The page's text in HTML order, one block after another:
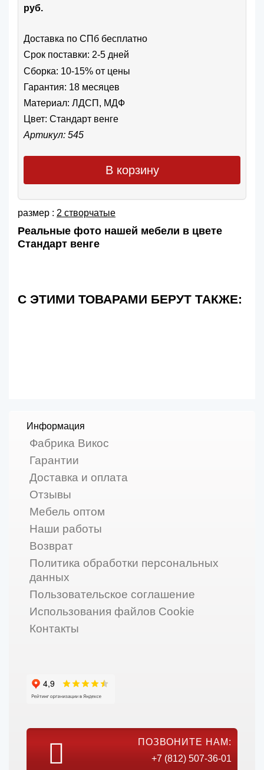
руб.
Доставка по СПб бесплатно
Срок поставки: 2-5 дней
Сборка: 10-15% от цены
Гарантия: 18 месяцев
Материал: ЛДСП, МДФ
Цвет: Стандарт венге
Артикул: 545
В корзину
размер : 2 створчатые
Реальные фото нашей мебели в цвете
Стандарт венге
С ЭТИМИ ТОВАРАМИ БЕРУТ ТАКЖЕ:
Информация
Фабрика Викос
Гарантии
Доставка и оплата
Отзывы
Мебель оптом
Наши работы
Возврат
Политика обработки персональных
данных
Пользовательское соглашение
Использования файлов Cookie
Контакты
ПОЗВОНИТЕ НАМ:
+7 (812) 507-36-01